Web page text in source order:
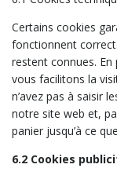
Certains cookies
fonctionnent
restent connues.
vous facilitons la
n’avez pas à saisir
notre site web et,
panier jusqu’à ce
6.2 Cookies